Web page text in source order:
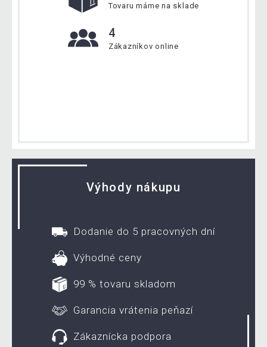
Tovaru máme na sklade
4
Zákazníkov online
Výhody nákupu
Dodanie do 5 pracovných dní
Výhodné ceny
99 % tovaru skladom
Garancia vrátenia peňazí
Zákaznícka podpora